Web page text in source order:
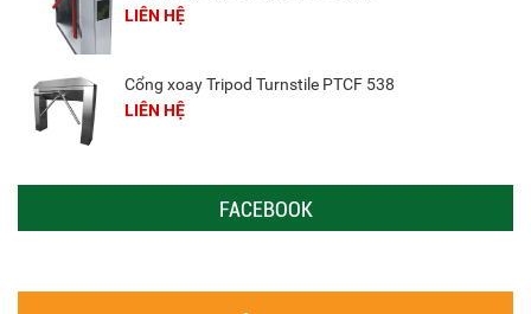
LIÊN HỆ
Cổng xoay Tripod Turnstile PTCF 538
LIÊN HỆ
FACEBOOK